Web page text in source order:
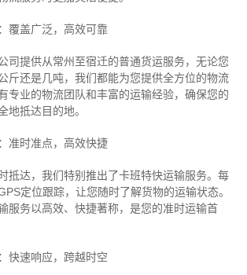
覆盖广泛，高效可靠
司提供从常州至宿迁的普通货运服务，无论您
斤还是几吨，我们都能为您提供全方位的物流
专业的物流团队和丰富的运输经验，确保您的
地抵达目的地。
准时准点，高效快捷
抵达，我们特别推出了卡班特快运输服务。每
定位跟踪，让您随时了解货物的运输状态。
服务以高效、快捷著称，是您的准时运输首
快速响应，跨越时空